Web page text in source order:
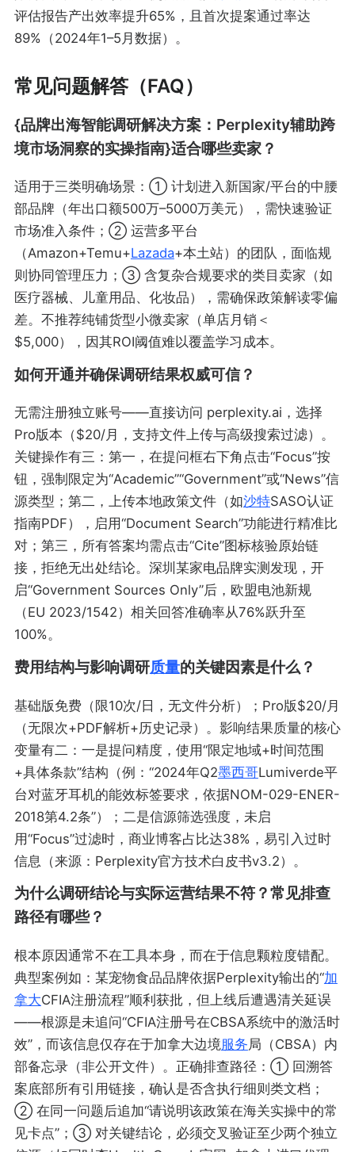
评估报告产出效率提升65%，且首次提案通过率达
89%（2024年1–5月数据）。
常见问题解答（FAQ）
{品牌出海智能调研解决方案：Perplexity辅助跨
境市场洞察的实操指南}适合哪些卖家？
适用于三类明确场景：① 计划进入新国家/平台的中腰
部品牌（年出口额500万–5000万美元），需快速验证
市场准入条件；② 运营多平台
（Amazon+Temu+Lazada+本土站）的团队，面临规
则协同管理压力；③ 含复杂合规要求的类目卖家（如
医疗器械、儿童用品、化妆品），需确保政策解读零偏
差。不推荐纯铺货型小微卖家（单店月销＜
$5,000），因其ROI阈值难以覆盖学习成本。
如何开通并确保调研结果权威可信？
无需注册独立账号——直接访问 perplexity.ai，选择
Pro版本（$20/月，支持文件上传与高级搜索过滤）。
关键操作有三：第一，在提问框右下角点击“Focus”按
钮，强制限定为“Academic”“Government”或“News”信
源类型；第二，上传本地政策文件（如沙特SASO认证
指南PDF），启用“Document Search”功能进行精准比
对；第三，所有答案均需点击“Cite”图标核验原始链
接，拒绝无出处结论。深圳某家电品牌实测发现，开
启“Government Sources Only”后，欧盟电池新规
（EU 2023/1542）相关回答准确率从76%跃升至
100%。
费用结构与影响调研质量的关键因素是什么？
基础版免费（限10次/日，无文件分析）；Pro版$20/月
（无限次+PDF解析+历史记录）。影响结果质量的核心
变量有二：一是提问精度，使用“限定地域+时间范围
+具体条款”结构（例：“2024年Q2墨西哥Lumiverde平
台对蓝牙耳机的能效标签要求，依据NOM-029-ENER-
2018第4.2条”）；二是信源筛选强度，未启
用“Focus”过滤时，商业博客占比达38%，易引入过时
信息（来源：Perplexity官方技术白皮书v3.2）。
为什么调研结论与实际运营结果不符？常见排查
路径有哪些？
根本原因通常不在工具本身，而在于信息颗粒度错配。
典型案例如：某宠物食品品牌依据Perplexity输出的“加
拿大CFIA注册流程”顺利获批，但上线后遭遇清关延误
——根源是未追问“CFIA注册号在CBSA系统中的激活时
效”，而该信息仅存在于加拿大边境服务局（CBSA）内
部备忘录（非公开文件）。正确排查路径：① 回溯答
案底部所有引用链接，确认是否含执行细则类文档；
② 在同一问题后追加“请说明该政策在海关实操中的常
见卡点”；③ 对关键结论，必须交叉验证至少两个独立